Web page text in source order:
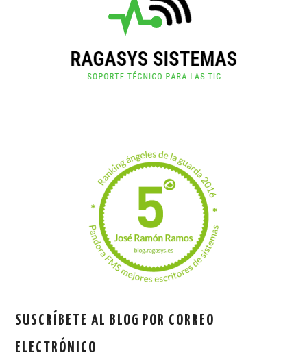
SUSCRÍBETE AL BLOG POR CORREO
ELECTRÓNICO